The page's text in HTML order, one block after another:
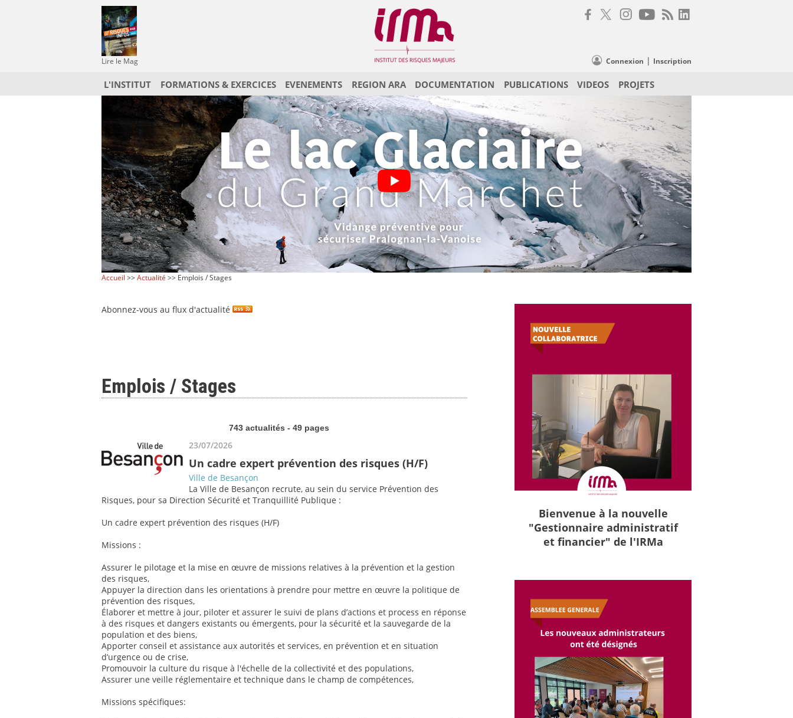
Lire le Mag Connexion | Inscription
L'INSTITUT FORMATIONS & EXERCICES EVENEMENTS REGION ARA DOCUMENTATION PUBLICATIONS VIDEOS PROJETS
Accueil >>Actualité >> Emplois / Stages
Abonnez-vous au flux d'actualité
Emplois / Stages
743 actualités - 49 pages
23/07/2026
Un cadre expert prévention des risques (H/F)
Ville de Besançon
La Ville de Besançon recrute, au sein du service Prévention des
Risques, pour sa Direction Sécurité et Tranquillité Publique :
Un cadre expert prévention des risques (H/F)
Missions :
Assurer le pilotage et la mise en œuvre de missions relatives à la prévention et la gestion
des risques,
Appuyer la direction dans les orientations à prendre pour mettre en œuvre la politique de
prévention des risques,
Élaborer et mettre à jour, piloter et assurer le suivi de plans d’actions et process en réponse
à des risques et dangers existants ou émergents, pour la sécurité et la sauvegarde de la
population et des biens,
Apporter conseil et assistance aux autorités et services, en prévention et en situation
d’urgence ou de crise,
Promouvoir la culture du risque à l'échelle de la collectivité et des populations,
Assurer une veille réglementaire et technique dans le champ de compétences,
Missions spécifiques:
Bienvenue à la nouvelle
"Gestionnaire administratif
et financier" de l'IRMa